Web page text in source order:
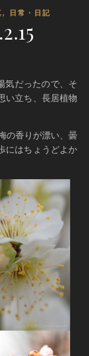
, 日常・日記
い立ち、長居植物
の香りが漂い、曇
にはちょうどよか